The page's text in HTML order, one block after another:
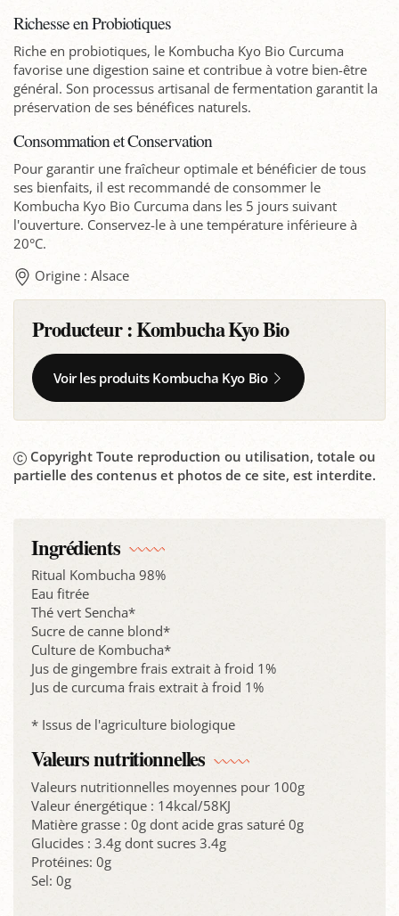
Richesse en Probiotiques
Riche en probiotiques, le Kombucha Kyo Bio Curcuma
favorise une digestion saine et contribue à votre bien-être
général. Son processus artisanal de fermentation garantit la
préservation de ses bénéfices naturels.
Consommation et Conservation
Pour garantir une fraîcheur optimale et bénéficier de tous
ses bienfaits, il est recommandé de consommer le
Kombucha Kyo Bio Curcuma dans les 5 jours suivant
l'ouverture. Conservez-le à une température inférieure à
20°C.
Origine : Alsace
Producteur :Kombucha Kyo Bio
Voir les produits Kombucha Kyo Bio
Copyright Toute reproduction ou utilisation, totale ou
partielle des contenus et photos de ce site, est interdite.
Ingrédients
Ritual Kombucha 98%
Eau fitrée
Thé vert Sencha*
Sucre de canne blond*
Culture de Kombucha*
Jus de gingembre frais extrait à froid 1%
Jus de curcuma frais extrait à froid 1%
* Issus de l'agriculture biologique
Valeurs nutritionnelles
Valeurs nutritionnelles moyennes pour 100g
Valeur énergétique : 14kcal/58KJ
Matière grasse : 0g dont acide gras saturé 0g
Glucides : 3.4g dont sucres 3.4g
Protéines: 0g
Sel: 0g